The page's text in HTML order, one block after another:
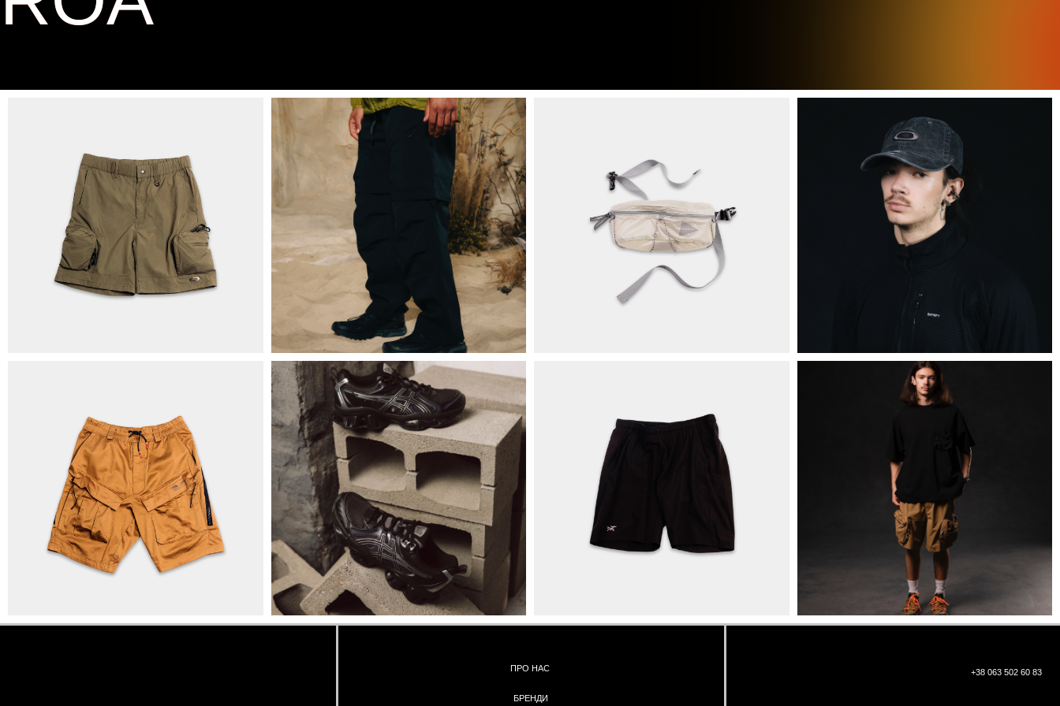
ПРО НАС
БРЕНДИ
КОНТАКТИ
ОБМІН ТА
ПОВЕРНЕННЯ
ОПЛАТА ТА ДОСТАВКА
ПОЛІТИКА КОНФІДЕНЦІЙНОСТІ
+38 063 502 60 83
КИЇВ, ВАЛЕРІЯ ЛОБАНОВСЬКОГО
9/1
ORDER@DISTANCE.COM.UA
TELEGRAM:
@DISTANCE_UA